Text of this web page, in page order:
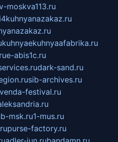
moskva113.ru
kuhnyaekuhnyaafabrika.ru
e-abis1c.ru
dark-sand.ru
sib-archives.ru
venda-festival.ru
msk.ru1-mus.ru
purse-factory.ru